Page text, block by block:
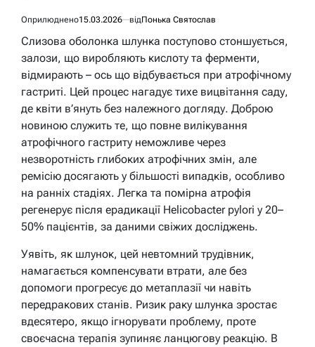
Оприлюднено15.03.2026 відПонька Святослав
Слизова оболонка шлунка поступово стоншується,
залози, що виробляють кислоту та ферменти,
відмирають – ось що відбувається при атрофічному
гастриті. Цей процес нагадує тихе вицвітання саду,
де квіти в’януть без належного догляду. Доброю
новиною служить те, що повне вилікування
атрофічного гастриту неможливе через
незворотність глибоких атрофічних змін, але
ремісію досягають у більшості випадків, особливо
на ранніх стадіях. Легка та помірна атрофія
регенерує після ерадикації Helicobacter pylori у 20–
50% пацієнтів, за даними свіжих досліджень.
Уявіть, як шлунок, цей невтомний трудівник,
намагається компенсувати втрати, але без
допомоги прогресує до метаплазії чи навіть
передракових станів. Ризик раку шлунка зростає
вдесятеро, якщо ігнорувати проблему, проте
своєчасна терапія зупиняє ланцюгову реакцію. В